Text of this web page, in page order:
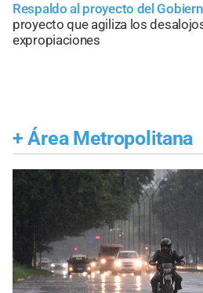
Respaldo al proyecto del
proyecto que agiliza los
expropiaciones
+ Área Metropolitana